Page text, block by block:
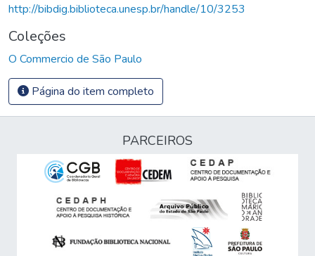
http://bibdig.biblioteca.unesp.br/handle/10/3253
Coleções
O Commercio de São Paulo
Página do item completo
PARCEIROS